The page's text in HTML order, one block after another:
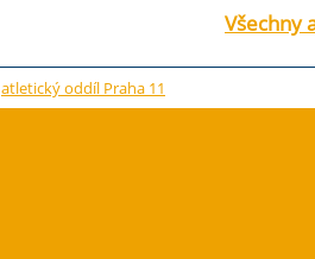
Všechny
atletický oddíl Praha 11